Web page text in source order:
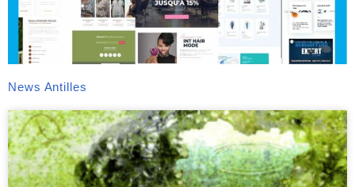
News Antilles